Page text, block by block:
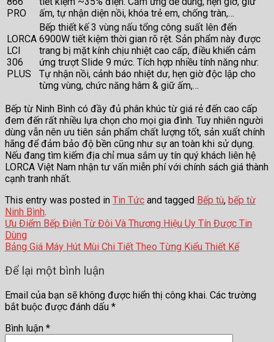
PRO
ấm, tự nhận diện nồi, khóa trẻ em, chống tràn,…
LORCA
LCI
306
PLUS
Bếp thiết kế 3 vùng nấu tổng công suất lên đến
6900W tiết kiệm thời gian rõ rệt. Sản phẩm này được
trang bị mặt kính chịu nhiệt cao cấp, điều khiển cảm
ứng trượt Slide 9 mức. Tích hợp nhiều tính năng như:
Tự nhận nồi, cảnh báo nhiệt dư, hẹn giờ độc lập cho
từng vùng, chức năng hâm & giữ ấm,…
Bếp từ Ninh Bình có đầy đủ phân khúc từ giá rẻ đến cao cấp
đem đến rất nhiều lựa chọn cho mọi gia đình. Tuy nhiên người
dùng vẫn nên ưu tiên sản phẩm chất lượng tốt, sản xuất chính
hãng để đảm bảo độ bền cũng như sự an toàn khi sử dụng.
Nếu đang tìm kiếm địa chỉ mua sắm uy tín quý khách liên hệ
LORCA Việt Nam nhận tư vấn miễn phí với chính sách giá thành
cạnh tranh nhất.
This entry was posted in Tin Tức and tagged Bếp tù, bếp từ
Ninh Bình.
Ưu Điểm Bếp Điện Từ Đôi Và Thương Hiệu Uy Tín Được Tin
Dùng
Bảng Giá Máy Hút Mùi Chi Tiết Theo Từng Kiểu Thiết Kế
Để lại một bình luận
Email của bạn sẽ không được hiển thị công khai. Các trường
bắt buộc được đánh dấu *
Bình luận *